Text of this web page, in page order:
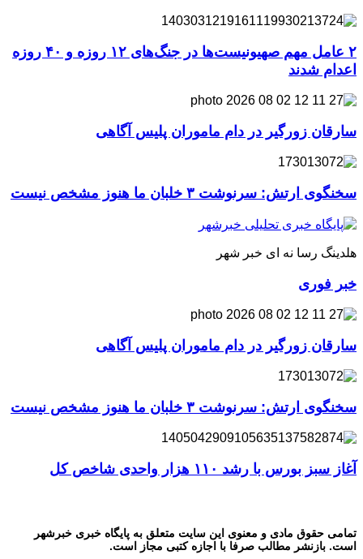
۲ عامل مهم صهیونیست‌ها در جنگ‌های ۱۲ روزه و ۴۰ روزه
اعدام شدند
سارقان زورگیر در دام ماموران پلیس آگاهی
سخنگوی ارتش: سرنوشت ۳ خلبان ما هنوز مشخص نیست
هلدینگ رسا نه ای خبر شهر
خبر فوری
سارقان زورگیر در دام ماموران پلیس آگاهی
سخنگوی ارتش: سرنوشت ۳ خلبان ما هنوز مشخص نیست
آغاز سبز بورس با رشد ۱۱۰ هزار واحدی شاخص کل
تمامی حقوق مادی و معنوی این سایت متعلق به پایگاه خبری خبرشهر
است. بازنشر مطالب صرفا با اجازه کتبی مجاز است.